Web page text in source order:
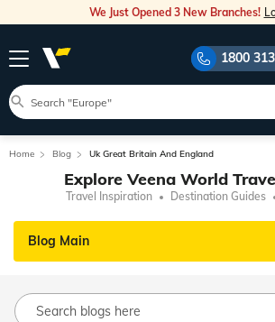
We Just Opened 3 New Branches!
1800
Home Blog Uk Great Britain And England
Explore Veena World
Travel Inspiration Destination Guides
Blog Main